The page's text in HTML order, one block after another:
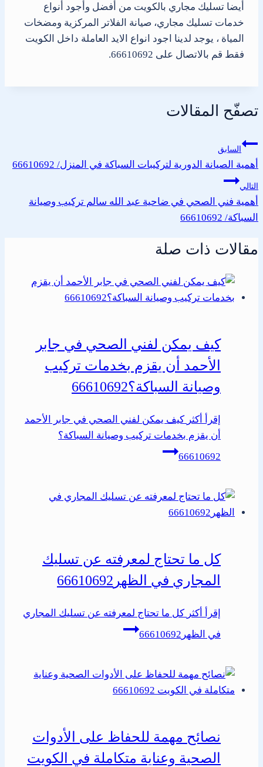
أيضا تسليك مجاري بالكويت من أفضل وأجود أنواع
خدمات تسليك مجاري، صيانة الفلاتر المركزية ومضخات
المياة ، يوجد لدينا اجود انواع الايد العاملة داخل الكويت
فقط قم بالاتصال على 66610692.
تصفّح المقالات
السابق
أهمية الصيانة الدورية لتركيبات السباكة في المنزل/ 66610692
التالي
أهمية فني الصحي في ضاحية عبد الله سالم تركيب وصيانة
السباكة/ 66610692
مقالات ذات صلة
كيف يمكن لفني الصحي في جابر
الأحمد أن يقزم بخدمات تركيب
وصيانة السباكة؟66610692
إقرأ أكثر كيف يمكن لفني الصحي في جابر الأحمد
أن يقزم بخدمات تركيب وصيانة السباكة؟
66610692
كل ما تحتاج لمعرفته عن تسليك
المجاري في الظهر66610692
إقرأ أكثر كل ما تحتاج لمعرفته عن تسليك المجاري
في الظهر66610692
نصائح مهمة للحفاظ على الأدوات
الصحية وعناية متكاملة في الكويت